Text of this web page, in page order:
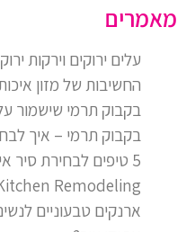
מאמרים
עלים ירוקים וירקות
החשיבות של מזון
בקבוק תרמי שישמור
בקבוק תרמי – איך
5 טיפים לבחירת סיר איכותי לחורף
Remodeling
ארנקים טבעוניים